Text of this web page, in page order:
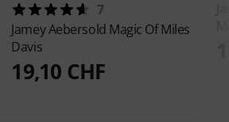
7
Jamey Aebersold Magic Of Miles
Davis
19,10 CHF